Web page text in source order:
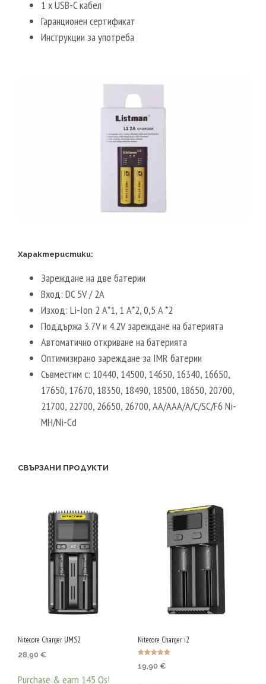
1 x USB-C кабел
Гаранционен сертификат
Инструкции за употреба
Характеристики:
Зареждане на две батерии
Вход: DC 5V / 2A
Изход: Li-Ion 2 A*1, 1 A*2, 0,5 A *2
Поддържа 3.7V и 4.2V зареждане на батерията
Автоматично откриване на батерията
Оптимизирано зареждане за IMR батерии
Съвместим с: 10440, 14500, 14650, 16340, 16650,
17650, 17670, 18350, 18490, 18500, 18650, 20700,
21700, 22700, 26650, 26700, AA/AAA/A/C/SC/F6 Ni-
MH/Ni-Cd
СВЪРЗАНИ ПРОДУКТИ
Nitecore Charger UMS2
28,90 €
Purchase & earn 145 Qs!
Nitecore Charger i2
5.00
19,90 €